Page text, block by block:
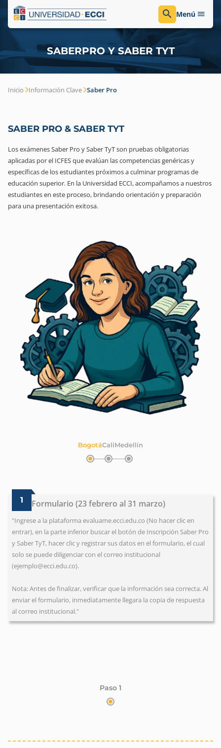
Menú
SABERPRO Y SABER TYT
Inicio Información Clave Saber Pro
SABER PRO & SABER TYT
Los exámenes Saber Pro y Saber TyT son pruebas obligatorias
aplicadas por el ICFES que evalúan las competencias genéricas y
específicas de los estudiantes próximos a culminar programas de
educación superior. En la Universidad ECCI, acompañamos a nuestros
estudiantes en este proceso, brindando orientación y preparación
para una presentación exitosa.
BogotáCaliMedellín
1 Formulario (23 febrero al 31 marzo)
"Ingrese a la plataforma evaluame.ecci.edu.co (No hacer clic en
entrar), en la parte inferior buscar el botón de Inscripción Saber Pro
y Saber TyT, hacer clic y registrar sus datos en el formulario, el cual
solo se puede diligenciar con el correo institucional
(ejemplo@ecci.edu.co).
Nota: Antes de finalizar, verificar que la información sea correcta. Al
enviar el formulario, inmediatamente llegara la copia de respuesta
al correo institucional."
Paso 1